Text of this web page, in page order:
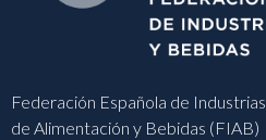
Federación Española de Industrias
de Alimentación y Bebidas (FIAB)